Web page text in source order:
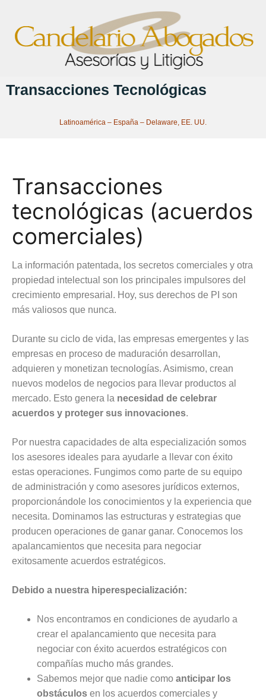
Transacciones Tecnológicas
Latinoamérica – España – Delaware, EE. UU.
Transacciones
tecnológicas (acuerdos
comerciales)
La información patentada, los secretos comerciales y otra
propiedad intelectual son los principales impulsores del
crecimiento empresarial. Hoy, sus derechos de PI son
más valiosos que nunca.
Durante su ciclo de vida, las empresas emergentes y las
empresas en proceso de maduración desarrollan,
adquieren y monetizan tecnologías. Asimismo, crean
nuevos modelos de negocios para llevar productos al
mercado. Esto genera la necesidad de celebrar
acuerdos y proteger sus innovaciones.
Por nuestra capacidades de alta especialización somos
los asesores ideales para ayudarle a llevar con éxito
estas operaciones. Fungimos como parte de su equipo
de administración y como asesores jurídicos externos,
proporcionándole los conocimientos y la experiencia que
necesita. Dominamos las estructuras y estrategias que
producen operaciones de ganar ganar. Conocemos los
apalancamientos que necesita para negociar
exitosamente acuerdos estratégicos.
Debido a nuestra hiperespecialización:
Nos encontramos en condiciones de ayudarlo a
crear el apalancamiento que necesita para
negociar con éxito acuerdos estratégicos con
compañías mucho más grandes.
Sabemos mejor que nadie comoanticipar los
obstáculos en los acuerdos comerciales y